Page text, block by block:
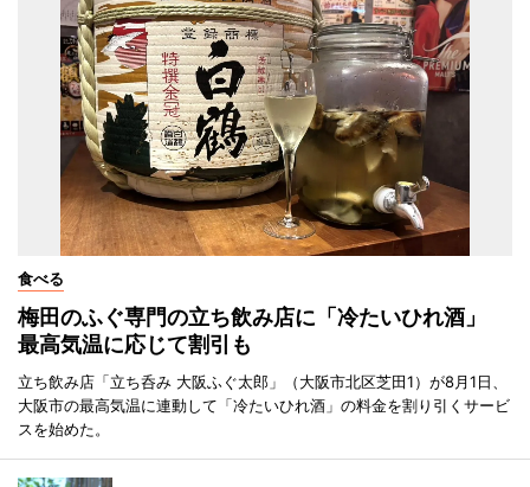
食べる
梅田のふぐ専門の立ち飲み店に「冷たいひれ酒」
最高気温に応じて割引も
立ち飲み店「立ち呑み 大阪ふぐ太郎」（大阪市北区芝田1）が8月1日、
大阪市の最高気温に連動して「冷たいひれ酒」の料金を割り引くサービ
スを始めた。